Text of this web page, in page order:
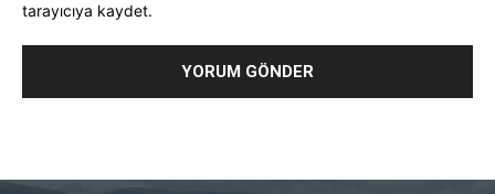
tarayıcıya kaydet.